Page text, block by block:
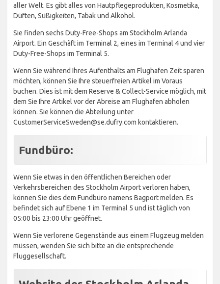
aller Welt. Es gibt alles von Hautpflegeprodukten, Kosmetika,
Düften, Süßigkeiten, Tabak und Alkohol.
Sie finden sechs Duty-Free-Shops am Stockholm Arlanda
Airport. Ein Geschäft im Terminal 2, eines im Terminal 4 und vier
Duty-Free-Shops im Terminal 5.
Wenn Sie während Ihres Aufenthalts am Flughafen Zeit sparen
möchten, können Sie Ihre steuerfreien Artikel im Voraus
buchen. Dies ist mit dem Reserve & Collect-Service möglich, mit
dem Sie Ihre Artikel vor der Abreise am Flughafen abholen
können. Sie können die Abteilung unter
CustomerServiceSweden@se.dufry.com kontaktieren.
Fundbüro:
Wenn Sie etwas in den öffentlichen Bereichen oder
Verkehrsbereichen des Stockholm Airport verloren haben,
können Sie dies dem Fundbüro namens Bagport melden. Es
befindet sich auf Ebene 1 im Terminal 5 und ist täglich von
05:00 bis 23:00 Uhr geöffnet.
Wenn Sie verlorene Gegenstände aus einem Flugzeug melden
müssen, wenden Sie sich bitte an die entsprechende
Fluggesellschaft.